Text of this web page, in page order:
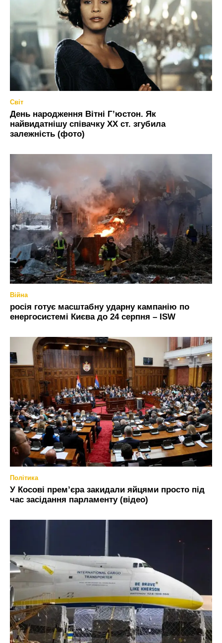
Світ
День народження Вітні Гʼюстон. Як
найвидатнішу співачку ХХ ст. згубила
залежність (фото)
Війна
росія готує масштабну ударну кампанію по
енергосистемі Києва до 24 серпня – ISW
Політика
У Косові прем’єра закидали яйцями просто під
час засідання парламенту (відео)